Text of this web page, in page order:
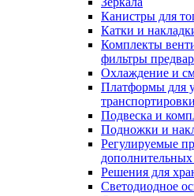
Канистры для
Катки и
Комплекты
фильтры
Охлаждение и
Платформы для
Подвеска и
Подножки и
Регулируемые
дополнительных
Решения для
Светодиодное